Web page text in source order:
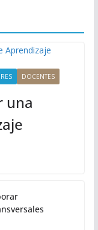
DOCENTES
una